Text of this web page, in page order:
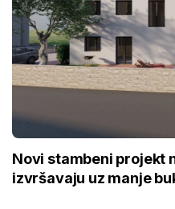
Novi stambeni projekt
izvršavaju uz manje